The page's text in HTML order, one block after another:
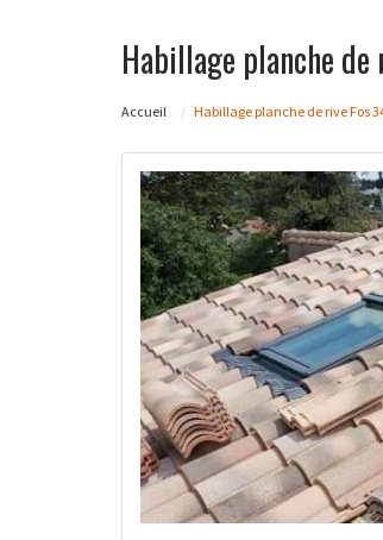
Habillage planche
Accueil Habillage planche de rive Fos